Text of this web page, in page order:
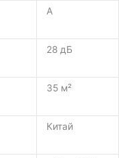
A
28 дБ
35 м²
Китай